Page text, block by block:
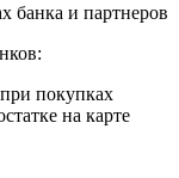
банка и партнеров
покупках
на карте